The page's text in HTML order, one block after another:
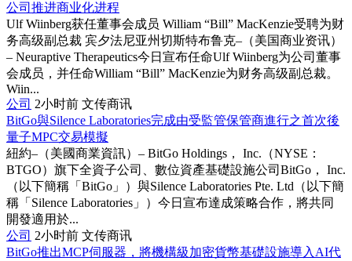
公司推进商业化进程
Ulf Wiinberg获任董事会成员 William “Bill” MacKenzie受聘为财
务高级副总裁 宾夕法尼亚州切斯特布鲁克–（美国商业资讯）
– Neuraptive Therapeutics今日宣布任命Ulf Wiinberg为公司董事
会成员，并任命William “Bill” MacKenzie为财务高级副总裁。
Wiin...
公司 2小时前 文传商讯
BitGo與Silence Laboratories完成由受監管保管商進行之首次後
量子MPC交易模擬
紐約–（美國商業資訊）– BitGo Holdings， Inc.（NYSE：
BTGO）旗下全資子公司、數位資產基礎設施公司BitGo， Inc.
（以下簡稱「BitGo」）與Silence Laboratories Pte. Ltd（以下簡
稱「Silence Laboratories」）今日宣布達成策略合作，將共同
開發適用於...
公司 2小时前 文传商讯
BitGo推出MCP伺服器，將機構級加密貨幣基礎設施導入AI代